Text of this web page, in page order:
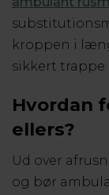
kroppen i
sikkert trappe
Hvordan
ellers?
Ud over
og bør